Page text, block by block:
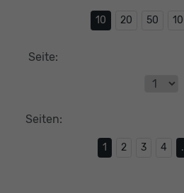
10 20 50
Seite:
Seiten:
1 2 3 4